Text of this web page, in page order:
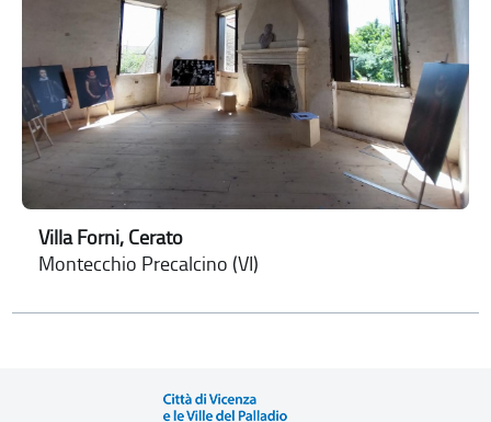
Villa Forni, Cerato
Montecchio Precalcino (VI)